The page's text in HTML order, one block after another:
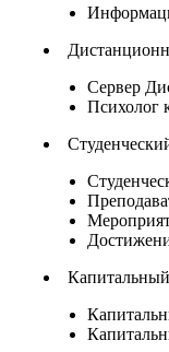
Сервер
Психолог